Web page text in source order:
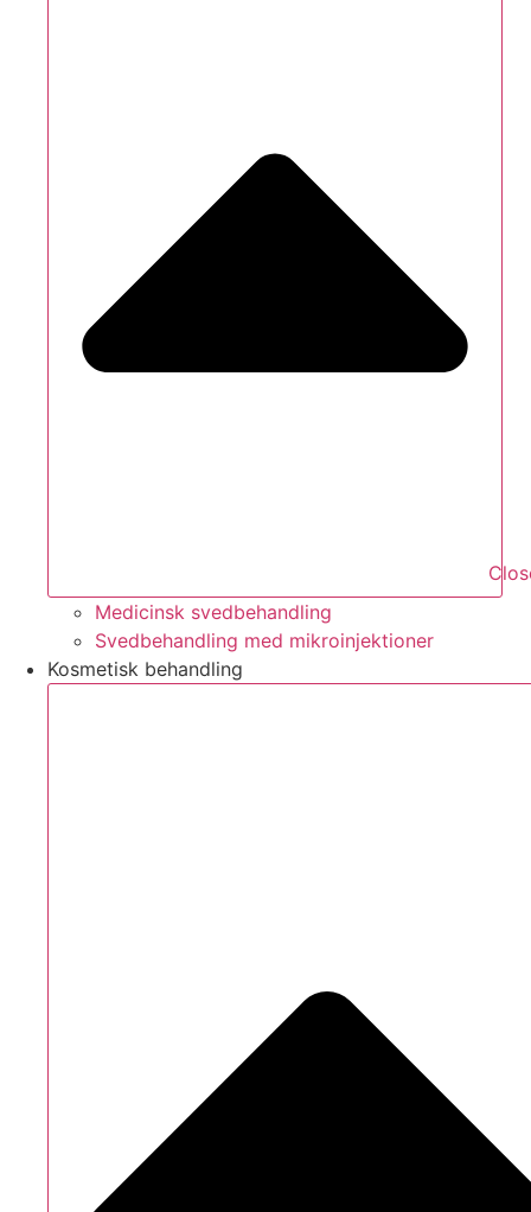
Medicinsk svedbehandling
Svedbehandling med mikroinjektioner
Kosmetisk behandling